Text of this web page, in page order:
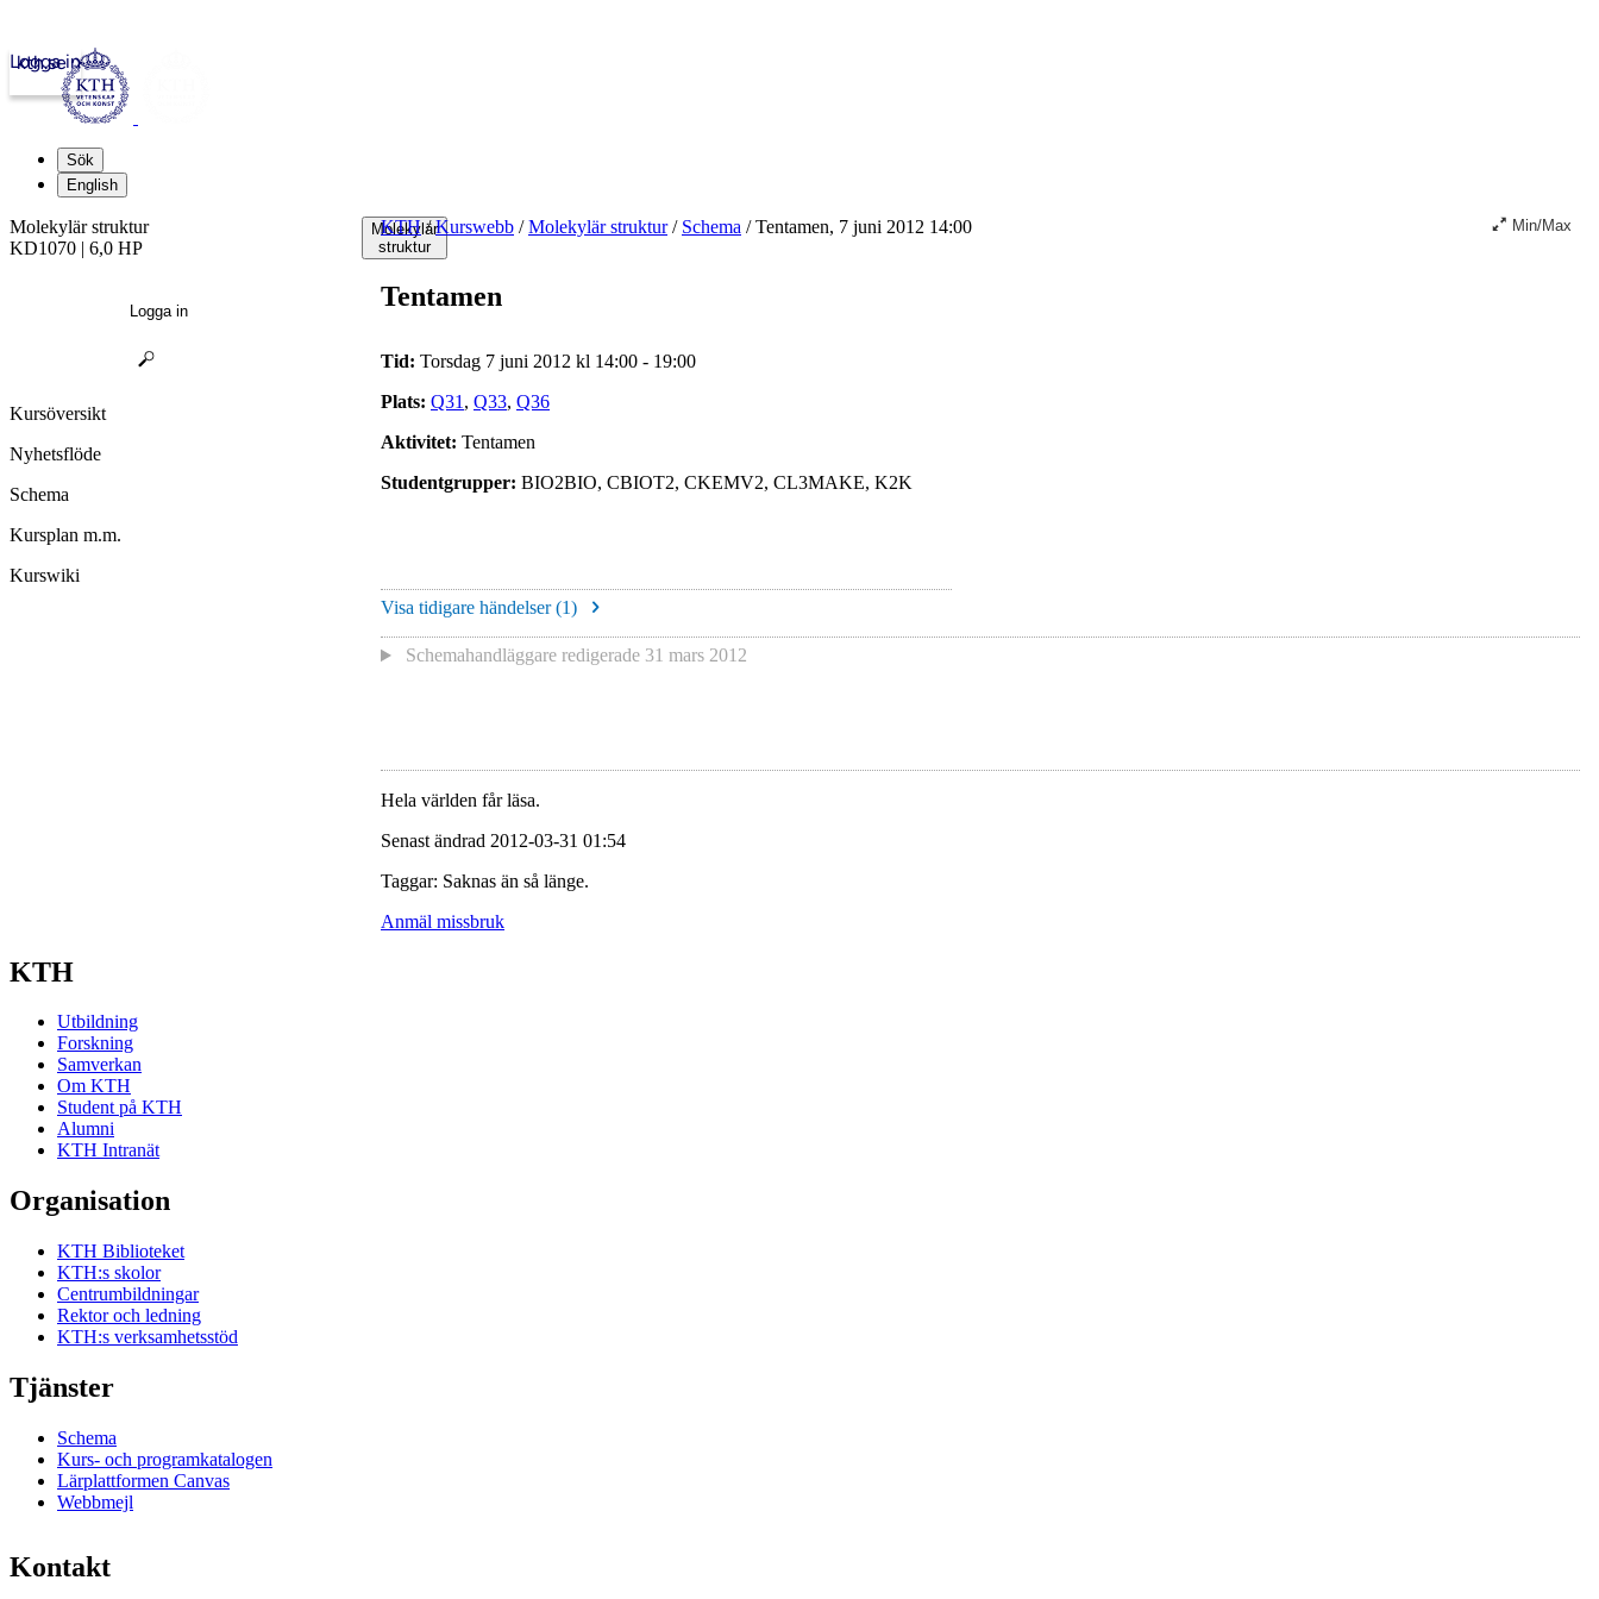
kth.se
Logga in
Sök
English
Molekylär
struktur
KTH / Kurswebb / Molekylär struktur / Schema /Tentamen, 7 juni 2012 14:00 Min/Max
Tentamen
Tid: Torsdag 7 juni 2012 kl 14:00 - 19:00
Plats: Q31 , Q33, Q36
Aktivitet: Tentamen
Studentgrupper: BIO2BIO, CBIOT2, CKEMV2, CL3MAKE, K2K
Visa tidigare händelser (1)
Schemahandläggare redigerade 31 mars 2012
Hela världen får läsa.
Senast ändrad 2012-03-31 01:54
Taggar: Saknas än så länge.
Anmäl missbruk
Molekylär struktur
KD1070 | 6,0 HP
Logga in
Kursöversikt
Nyhetsflöde
Schema
Kursplan m.m.
Kurswiki
KTH
Utbildning
Forskning
Samverkan
Om KTH
Student på KTH
Alumni
KTH Intranät
Organisation
KTH Biblioteket
KTH:s skolor
Centrumbildningar
Rektor och ledning
KTH:s verksamhetsstöd
Tjänster
Schema
Kurs- och programkatalogen
Lärplattformen Canvas
Webbmejl
Kontakt